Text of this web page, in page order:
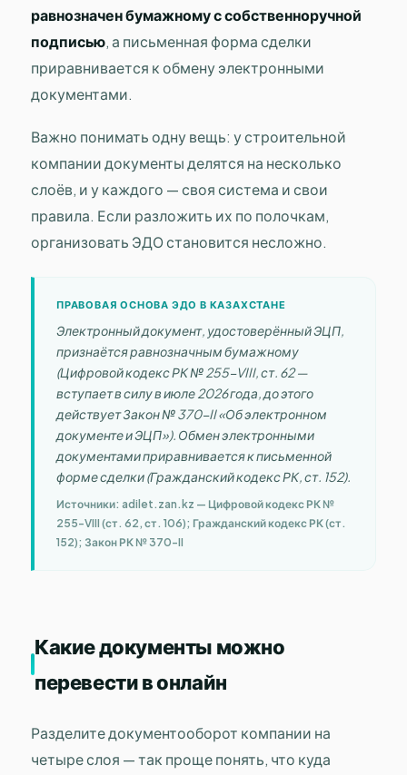
равнозначен бумажному с собственноручной
подписью, а письменная форма сделки
приравнивается к обмену электронными
документами.
Важно понимать одну вещь: у строительной
компании документы делятся на несколько
слоёв, и у каждого — своя система и свои
правила. Если разложить их по полочкам,
организовать ЭДО становится несложно.
ПРАВОВАЯ ОСНОВА ЭДО В КАЗАХСТАНЕ
Электронный документ, удостоверённый ЭЦП,
признаётся равнозначным бумажному
(Цифровой кодекс РК № 255-VIII, ст. 62 —
вступает в силу в июле 2026 года, до этого
действует Закон № 370-II «Об электронном
документе и ЭЦП»). Обмен электронными
документами приравнивается к письменной
форме сделки (Гражданский кодекс РК, ст. 152).
Источники: adilet.zan.kz — Цифровой кодекс РК №
255-VIII (ст. 62, ст. 106); Гражданский кодекс РК (ст.
152); Закон РК № 370-II
Какие документы можно
перевести в онлайн
Разделите документооборот компании на
четыре слоя — так проще понять, что куда